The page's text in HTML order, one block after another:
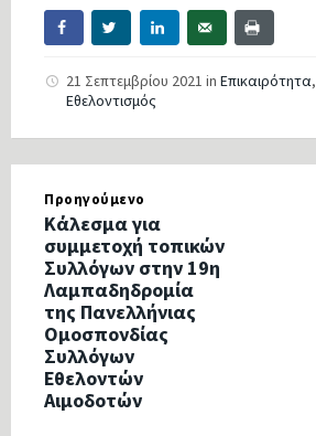
21 Σεπτεμβρίου 2021 in Επικαιρότητα,
Εθελοντισμός
Προηγούμενο
Κάλεσμα για
συμμετοχή τοπικών
Συλλόγων στην 19η
Λαμπαδηδρομία
της Πανελλήνιας
Ομοσπονδίας
Συλλόγων
Εθελοντών
Αιμοδοτών